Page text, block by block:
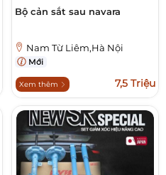
Bộ cản sắt sau navara
Nam Từ Liêm,Hà Nội
Mới
Xem thêm 7,5 Triệu